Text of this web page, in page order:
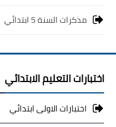
مذكرات السنة 5 ابتدائي
اختبارات التعليم الابتدائي
اختبارات الاولى ابتدائي